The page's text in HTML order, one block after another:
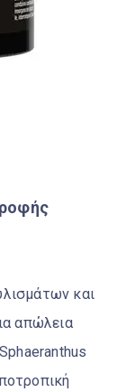
και
απώλεια